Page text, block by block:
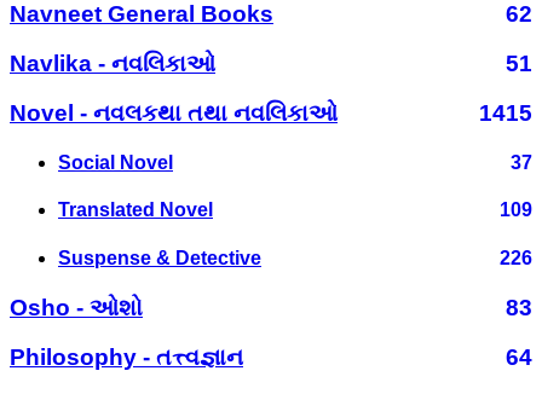
Navneet General Books
62
Navlika - નવલિકાઓ
51
Novel - નવલકથા તથા નવલિકાઓ
1415
Social Novel 37
Translated Novel 109
Suspense & Detective 226
Osho - ઓશો
83
Philosophy - તત્ત્વજ્ઞાન
64